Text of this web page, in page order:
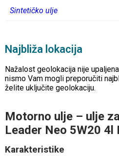
Sintetičko ulje
Najbliža lokacija
Nažalost geolokacija nije
nismo Vam mogli preporučiti
želite uključite geolokaciju.
Motorno ulje – ulje
Leader Neo 5W20 4l
Karakteristike